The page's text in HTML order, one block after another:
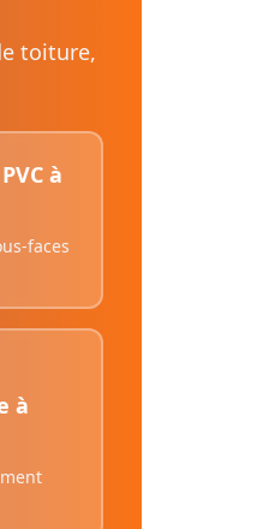
toiture,
à
faces
à